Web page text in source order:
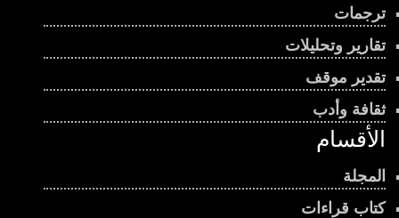
ترجمات
تقارير وتحليلات
تقدير موقف
ثقافة وأدب
الأقسام
المجلة
كتاب قراءات